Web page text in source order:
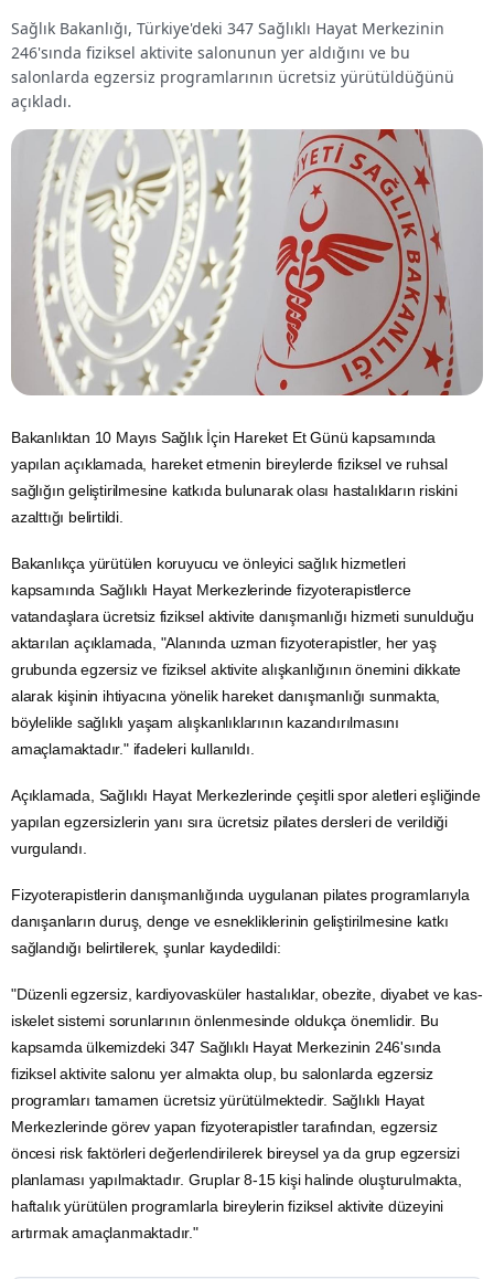
Sağlık Bakanlığı, Türkiye'deki 347 Sağlıklı Hayat Merkezinin
246'sında fiziksel aktivite salonunun yer aldığını ve bu
salonlarda egzersiz programlarının ücretsiz yürütüldüğünü
açıkladı.
Bakanlıktan 10 Mayıs Sağlık İçin Hareket Et Günü kapsamında
yapılan açıklamada, hareket etmenin bireylerde fiziksel ve ruhsal
sağlığın geliştirilmesine katkıda bulunarak olası hastalıkların riskini
azalttığı belirtildi.
Bakanlıkça yürütülen koruyucu ve önleyici sağlık hizmetleri
kapsamında Sağlıklı Hayat Merkezlerinde fizyoterapistlerce
vatandaşlara ücretsiz fiziksel aktivite danışmanlığı hizmeti sunulduğu
aktarılan açıklamada, "Alanında uzman fizyoterapistler, her yaş
grubundaegzersizve fiziksel aktivite alışkanlığının önemini dikkate
alarak kişinin ihtiyacına yönelik hareket danışmanlığı sunmakta,
böylelikle sağlıklı yaşam alışkanlıklarının kazandırılmasını
amaçlamaktadır." ifadeleri kullanıldı.
Açıklamada, Sağlıklı Hayat Merkezlerinde çeşitli spor aletleri eşliğinde
yapılan egzersizlerin yanı sıra ücretsiz pilates dersleri de verildiği
vurgulandı.
Fizyoterapistlerin danışmanlığında uygulanan pilates programlarıyla
danışanların duruş, denge ve esnekliklerinin geliştirilmesine katkı
sağlandığı belirtilerek, şunlar kaydedildi:
"Düzenli egzersiz, kardiyovasküler hastalıklar, obezite, diyabet ve kas-
iskelet sistemi sorunlarının önlenmesinde oldukça önemlidir. Bu
kapsamda ülkemizdeki 347 Sağlıklı Hayat Merkezinin 246'sında
fiziksel aktivite salonu yer almakta olup, bu salonlarda egzersiz
programları tamamen ücretsiz yürütülmektedir. Sağlıklı Hayat
Merkezlerinde görev yapan fizyoterapistler tarafından, egzersiz
öncesi risk faktörleri değerlendirilerek bireysel ya da grup egzersizi
planlaması yapılmaktadır. Gruplar 8-15 kişi halinde oluşturulmakta,
haftalık yürütülen programlarla bireylerin fiziksel aktivite düzeyini
artırmak amaçlanmaktadır."